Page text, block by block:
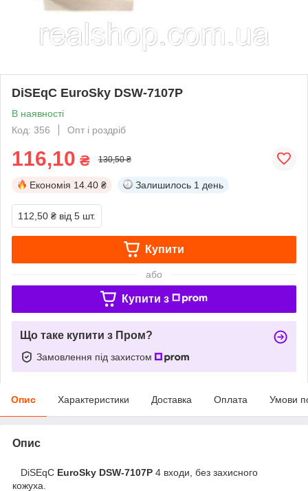
DiSEqC EuroSky DSW-7107P
В наявності
Код: 356
Опт і роздріб
116,10 ₴ 130,50 ₴
Економія 14.40 ₴ Залишилось 1 день
112,50 ₴ від 5 шт.
Купити
або
Купити з
Що таке купити з Пром?
Замовлення під захистом
Опис Характеристики Доставка Оплата Умови
Опис
DiSEqC EuroSky DSW-7107P 4 входи, без захисного
кожуха.